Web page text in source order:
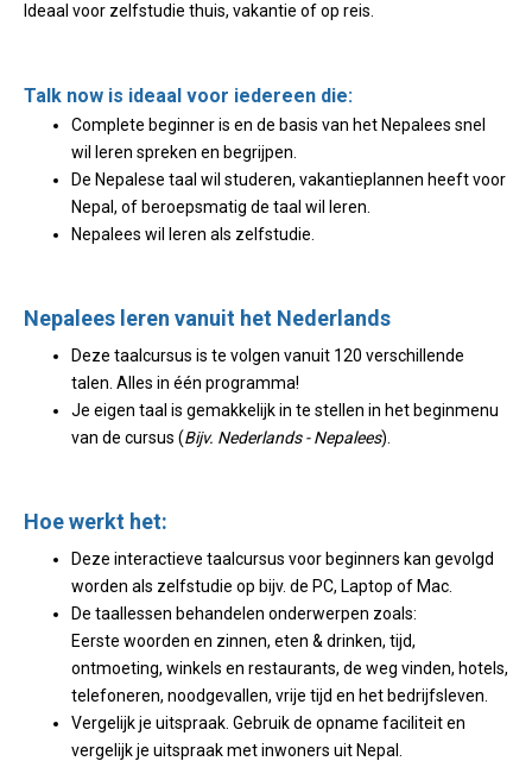
Ideaal voor zelfstudie thuis, vakantie of op reis.
Talk now is ideaal voor iedereen die:
Complete beginner is en de basis van het Nepalees snel
wil leren spreken en begrijpen.
De Nepalese taal wil studeren, vakantieplannen heeft voor
Nepal, of beroepsmatig de taal wil leren.
Nepalees wil leren als zelfstudie.
Nepalees leren vanuit het Nederlands
Deze taalcursus is te volgen vanuit 120 verschillende
talen. Alles in één programma!
Je eigen taal is gemakkelijk in te stellen in het beginmenu
van de cursus (Bijv. Nederlands - Nepalees).
Hoe werkt het:
Deze interactieve taalcursus voor beginners kan gevolgd
worden als zelfstudie op bijv. de PC, Laptop of Mac.
De taallessen behandelen onderwerpen zoals:
Eerste woorden en zinnen, eten & drinken, tijd,
ontmoeting, winkels en restaurants, de weg vinden, hotels,
telefoneren, noodgevallen, vrije tijd en het bedrijfsleven.
Vergelijk je uitspraak. Gebruik de opname faciliteit en
vergelijk je uitspraak met inwoners uit Nepal.